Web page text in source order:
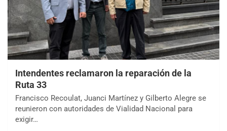
Intendentes reclamaron la reparación de la
Ruta 33
Francisco Recoulat, Juanci Martínez y Gilberto Alegre se
reunieron con autoridades de Vialidad Nacional para
exigir…